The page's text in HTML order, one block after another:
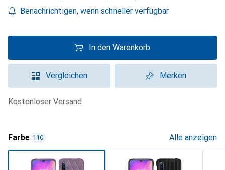
Benachrichtigen, wenn schneller verfügbar
In den Warenkorb
Vergleichen Merken
kostenloser Versand
Farbe 110 Alle anzeigen